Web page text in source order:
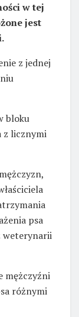
w tej
jest
z jednej
bloku
z licznymi
psa
weterynarii
mężczyźni
różnymi